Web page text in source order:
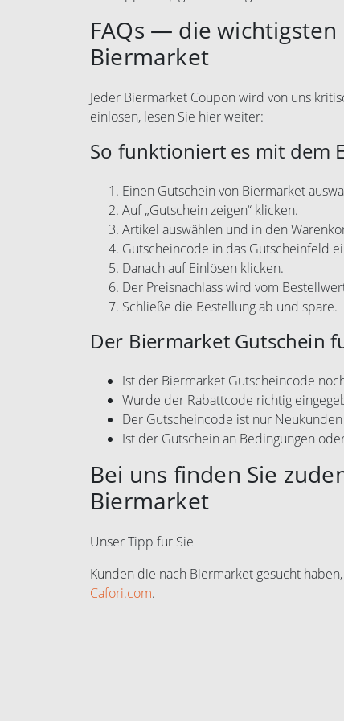
FAQs — die
Biermarket
Jeder Biermarket Coupon wird von uns
einlösen, lesen Sie hier weiter:
So funktioniert es mit dem
Einen Gutschein von Biermarket
Auf „Gutschein zeigen“ klicken.
Artikel auswählen und in den
Gutscheincode in das Gutscheinfeld
Danach auf Einlösen klicken.
Der Preisnachlass wird vom
Schließe die Bestellung ab und spare.
Der Biermarket Gutschein
Ist der Biermarket Gutscheincode
Wurde der Rabattcode richtig
Der Gutscheincode ist nur
Ist der Gutschein an Bedingungen
Bei uns finden Sie
Biermarket
Unser Tipp für Sie
Kunden die nach Biermarket gesucht
Cafori.com.